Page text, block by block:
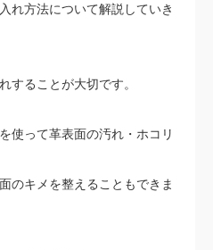
れ方法について解説していき
することが大切です。
使って革表面の汚れ・ホコリ
のキメを整えることもできま